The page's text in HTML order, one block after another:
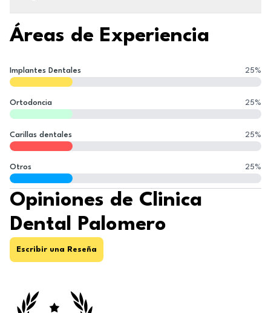
Áreas de Experiencia
Implantes Dentales 25%
Ortodoncia 25%
Carillas dentales 25%
Otros 25%
Opiniones de Clinica
Dental Palomero
Escribir una Reseña